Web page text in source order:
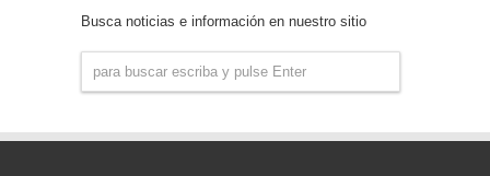
Busca noticias e información en nuestro sitio